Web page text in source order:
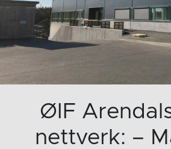
ØIF
nettverk: –